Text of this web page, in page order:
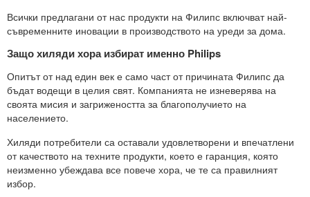
Всички предлагани от нас продукти на Филипс включват най-
съвременните иновации в производството на уреди за дома.
Защо хиляди хора избират именно Philips
Опитът от над един век е само част от причината Филипс да
бъдат водещи в целия свят. Компанията не изневерява на
своята мисия и загрижеността за благополучието на
населението.
Хиляди потребители са оставали удовлетворени и впечатлени
от качеството на техните продукти, което е гаранция, която
неизменно убеждава все повече хора, че те са правилният
избор.